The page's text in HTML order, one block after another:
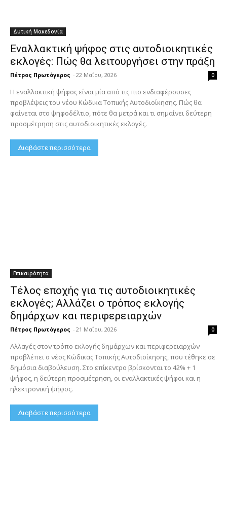
Δυτική Μακεδονία
Εναλλακτική ψήφος στις αυτοδιοικητικές
εκλογές: Πώς θα λειτουργήσει στην πράξη
Πέτρος Πρωτόγερος - 22 Μαΐου, 2026 0
Η εναλλακτική ψήφος είναι μία από τις πιο ενδιαφέρουσες
προβλέψεις του νέου Κώδικα Τοπικής Αυτοδιοίκησης. Πώς θα
φαίνεται στο ψηφοδέλτιο, πότε θα μετρά και τι σημαίνει δεύτερη
προσμέτρηση στις αυτοδιοικητικές εκλογές.
Διαβάστε περισσότερα
Επικαιρότητα
Τέλος εποχής για τις αυτοδιοικητικές
εκλογές; Αλλάζει ο τρόπος εκλογής
δημάρχων και περιφερειαρχών
Πέτρος Πρωτόγερος - 21 Μαΐου, 2026 0
Αλλαγές στον τρόπο εκλογής δημάρχων και περιφερειαρχών
προβλέπει ο νέος Κώδικας Τοπικής Αυτοδιοίκησης, που τέθηκε σε
δημόσια διαβούλευση. Στο επίκεντρο βρίσκονται το 42% + 1
ψήφος, η δεύτερη προσμέτρηση, οι εναλλακτικές ψήφοι και η
ηλεκτρονική ψήφος.
Διαβάστε περισσότερα